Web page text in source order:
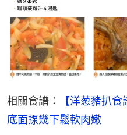
相關食譜：
【洋葱豬扒
底面揼幾下鬆軟肉嫩